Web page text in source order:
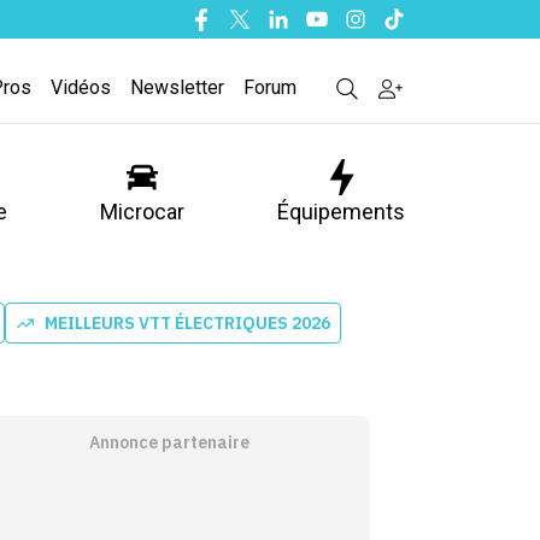
Facebook
TwitterLinkedinYoutubeInstagram
Tiktok
Vidéos Newsletter Forum
Microcar Équipements
MEILLEURS VTT ÉLECTRIQUES 2026
Annonce partenaire